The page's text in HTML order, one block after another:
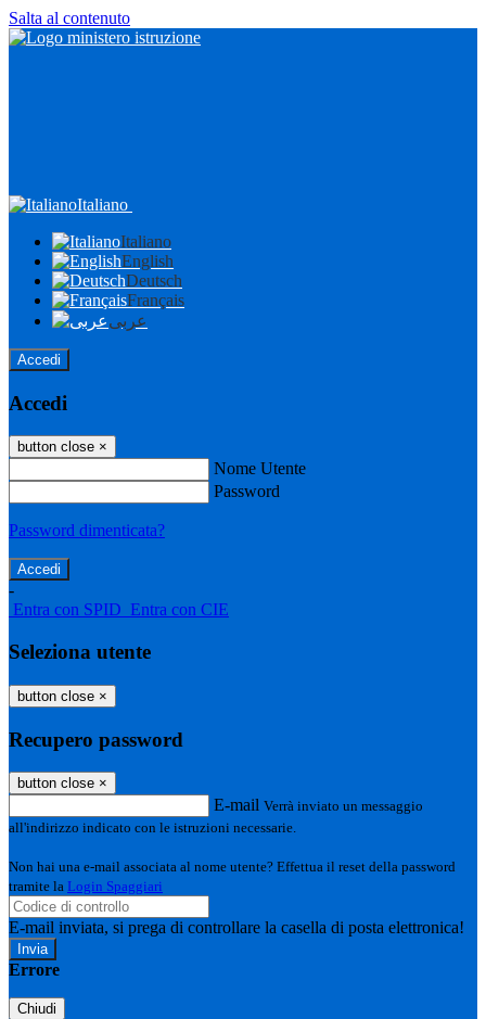
Salta al contenuto
Italiano
Italiano
English
Deutsch
Français
عربى
Accedi
Accedi
button close ×
Nome Utente
Password
Password dimenticata?
-
Entra con SPID Entra con CIE
Seleziona utente
button close ×
Recupero password
button close ×
E-mail Verrà inviato un messaggio
all'indirizzo indicato con le istruzioni necessarie.
Non hai una e-mail associata al nome utente? Effettua il reset della password
tramite la Login Spaggiari
E-mail inviata, si prega di controllare la casella di posta elettronica!
Errore
Chiudi